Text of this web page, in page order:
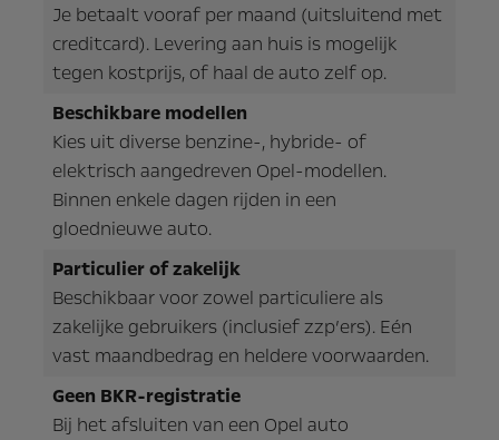
Je betaalt vooraf per maand (uitsluitend met
creditcard). Levering aan huis is mogelijk
tegen kostprijs, of haal de auto zelf op.
Beschikbare modellen
Kies uit diverse benzine-, hybride- of
elektrisch aangedreven Opel-modellen.
Binnen enkele dagen rijden in een
gloednieuwe auto.
Particulier of zakelijk
Beschikbaar voor zowel particuliere als
zakelijke gebruikers (inclusief zzp’ers). Eén
vast maandbedrag en heldere voorwaarden.
Geen BKR-registratie
Bij het afsluiten van een Opel auto